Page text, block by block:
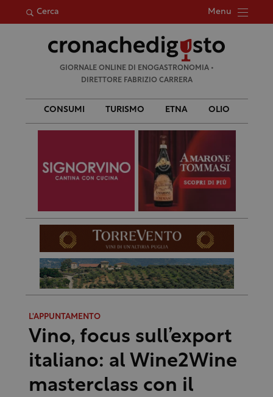
Cerca Menu
per:
GIORNALE ONLINE DI ENOGASTRONOMIA •
DIRETTORE FABRIZIO CARRERA
CONSUMI TURISMO ETNA OLIO
L'APPUNTAMENTO
Vino, focus sull’export
italiano: al Wine2Wine
masterclass con il